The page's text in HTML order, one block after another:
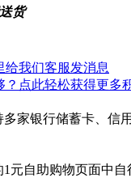
货
？点此轻松获得更多
家银行储蓄卡、信
元自助购物页面中自